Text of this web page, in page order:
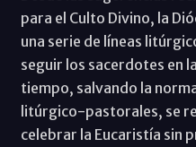
para el Culto Divino, la
una serie de líneas
seguir los sacerdotes en
tiempo, salvando la
litúrgico-pastorales, se
celebrar la Eucaristía sin